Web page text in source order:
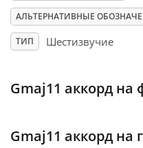
한국어
Italiano
日本語
АЛЬТЕРНАТИВНЫЕ
ТИП Шестизвучие
Gmaj11 аккорд на
Gmaj11 аккорд на